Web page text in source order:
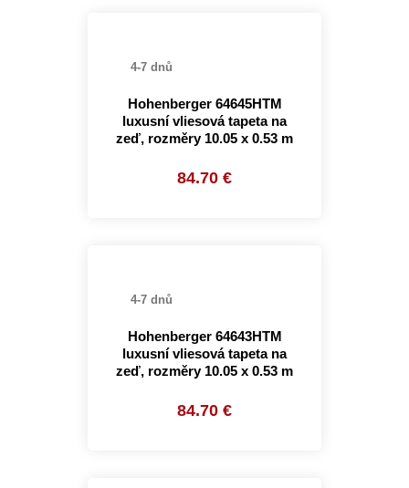
4-7 dnů
Hohenberger 64645HTM
luxusní vliesová tapeta na
zeď, rozměry 10.05 x 0.53 m
84.70 €
4-7 dnů
Hohenberger 64643HTM
luxusní vliesová tapeta na
zeď, rozměry 10.05 x 0.53 m
84.70 €